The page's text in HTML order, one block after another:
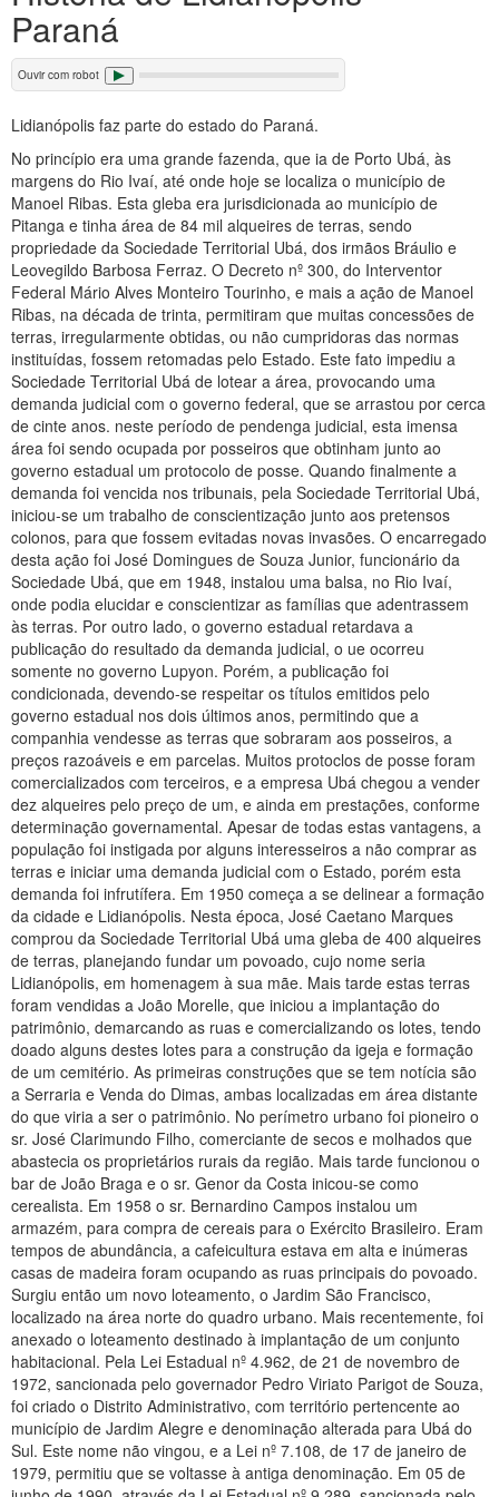
Paraná
Ouvir com robot
Lidianópolis faz parte do estado do Paraná.
No princípio era uma grande fazenda, que ia de Porto Ubá, às
margens do Rio Ivaí, até onde hoje se localiza o município de
Manoel Ribas. Esta gleba era jurisdicionada ao município de
Pitanga e tinha área de 84 mil alqueires de terras, sendo
propriedade da Sociedade Territorial Ubá, dos irmãos Bráulio e
Leovegildo Barbosa Ferraz. O Decreto nº 300, do Interventor
Federal Mário Alves Monteiro Tourinho, e mais a ação de Manoel
Ribas, na década de trinta, permitiram que muitas concessões de
terras, irregularmente obtidas, ou não cumpridoras das normas
instituídas, fossem retomadas pelo Estado. Este fato impediu a
Sociedade Territorial Ubá de lotear a área, provocando uma
demanda judicial com o governo federal, que se arrastou por cerca
de cinte anos. neste período de pendenga judicial, esta imensa
área foi sendo ocupada por posseiros que obtinham junto ao
governo estadual um protocolo de posse. Quando finalmente a
demanda foi vencida nos tribunais, pela Sociedade Territorial Ubá,
iniciou-se um trabalho de conscientização junto aos pretensos
colonos, para que fossem evitadas novas invasões. O encarregado
desta ação foi José Domingues de Souza Junior, funcionário da
Sociedade Ubá, que em 1948, instalou uma balsa, no Rio Ivaí,
onde podia elucidar e conscientizar as famílias que adentrassem
às terras. Por outro lado, o governo estadual retardava a
publicação do resultado da demanda judicial, o ue ocorreu
somente no governo Lupyon. Porém, a publicação foi
condicionada, devendo-se respeitar os títulos emitidos pelo
governo estadual nos dois últimos anos, permitindo que a
companhia vendesse as terras que sobraram aos posseiros, a
preços razoáveis e em parcelas. Muitos protoclos de posse foram
comercializados com terceiros, e a empresa Ubá chegou a vender
dez alqueires pelo preço de um, e ainda em prestações, conforme
determinação governamental. Apesar de todas estas vantagens, a
população foi instigada por alguns interesseiros a não comprar as
terras e iniciar uma demanda judicial com o Estado, porém esta
demanda foi infrutífera. Em 1950 começa a se delinear a formação
da cidade e Lidianópolis. Nesta época, José Caetano Marques
comprou da Sociedade Territorial Ubá uma gleba de 400 alqueires
de terras, planejando fundar um povoado, cujo nome seria
Lidianópolis, em homenagem à sua mãe. Mais tarde estas terras
foram vendidas a João Morelle, que iniciou a implantação do
patrimônio, demarcando as ruas e comercializando os lotes, tendo
doado alguns destes lotes para a construção da igeja e formação
de um cemitério. As primeiras construções que se tem notícia são
a Serraria e Venda do Dimas, ambas localizadas em área distante
do que viria a ser o patrimônio. No perímetro urbano foi pioneiro o
sr. José Clarimundo Filho, comerciante de secos e molhados que
abastecia os proprietários rurais da região. Mais tarde funcionou o
bar de João Braga e o sr. Genor da Costa inicou-se como
cerealista. Em 1958 o sr. Bernardino Campos instalou um
armazém, para compra de cereais para o Exército Brasileiro. Eram
tempos de abundância, a cafeicultura estava em alta e inúmeras
casas de madeira foram ocupando as ruas principais do povoado.
Surgiu então um novo loteamento, o Jardim São Francisco,
localizado na área norte do quadro urbano. Mais recentemente, foi
anexado o loteamento destinado à implantação de um conjunto
habitacional. Pela Lei Estadual nº 4.962, de 21 de novembro de
1972, sancionada pelo governador Pedro Viriato Parigot de Souza,
foi criado o Distrito Administrativo, com território pertencente ao
município de Jardim Alegre e denominação alterada para Ubá do
Sul. Este nome não vingou, e a Lei nº 7.108, de 17 de janeiro de
1979, permitiu que se voltasse à antiga denominação. Em 05 de